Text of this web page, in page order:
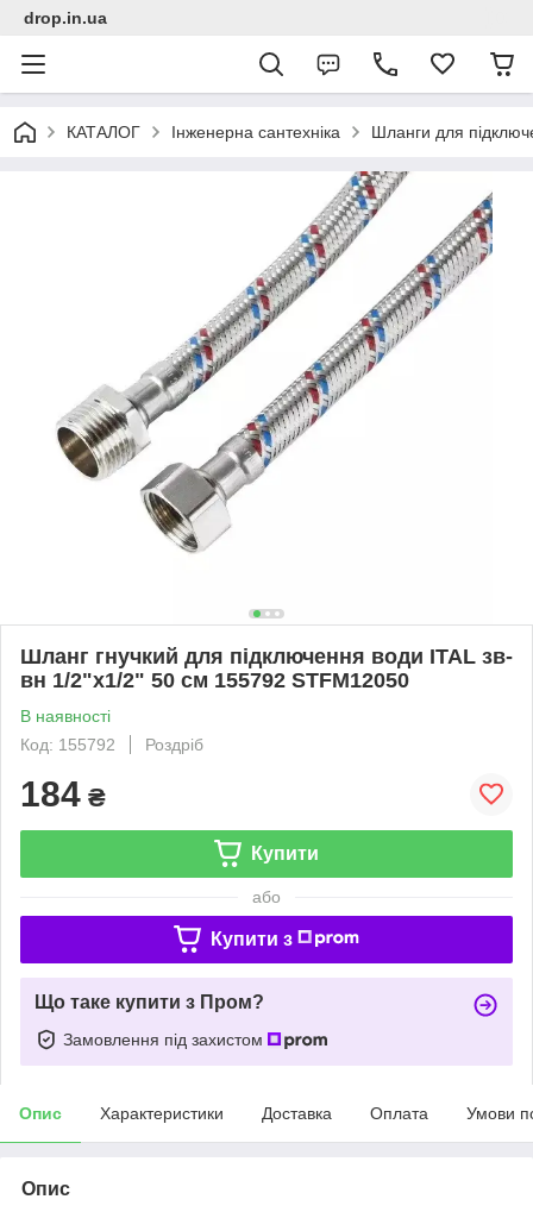
drop.in.ua
КАТАЛОГ Інженерна сантехніка Шланги для
Шланг гнучкий для підключення води ITAL зв-
вн 1/2"x1/2" 50 см 155792 STFM12050
В наявності
Код: 155792
Роздріб
184 ₴
Купити
або
Купити з
Що таке купити з Пром?
Замовлення під захистом
Опис Характеристики Доставка Оплата Умови
Опис